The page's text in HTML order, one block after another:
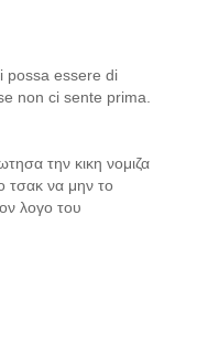
possa essere di
non ci sente prima.
την κικη νομιζα
τσακ να μην το
λογο του